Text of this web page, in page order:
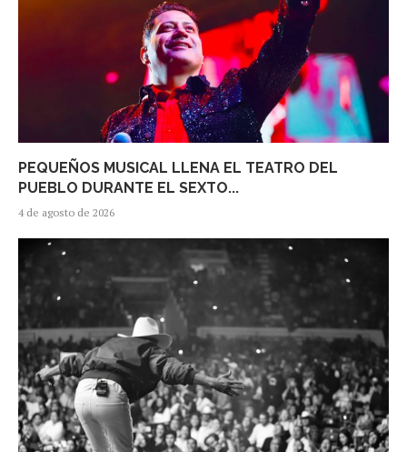
PEQUEÑOS MUSICAL LLENA EL TEATRO DEL
PUEBLO DURANTE EL SEXTO...
4 de agosto de 2026